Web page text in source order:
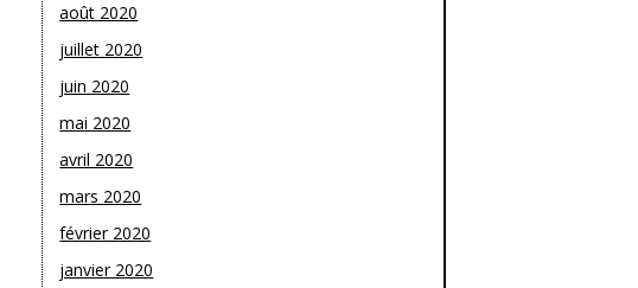
août 2020
juillet 2020
juin 2020
mai 2020
avril 2020
mars 2020
février 2020
janvier 2020